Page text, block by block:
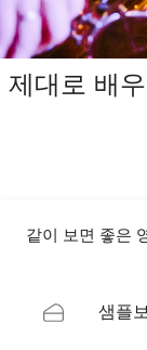
제대로 배
같이 보면 좋은
샘플